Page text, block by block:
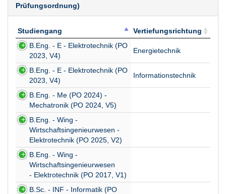
Prüfungsordnung)
Studiengang
Vertiefungsrichtung
Studiengang
B.Eng. - E - Elektrotechnik (PO
2023, V4)
Energietechnik
B.Eng. - E - Elektrotechnik (PO
2023, V4)
Informationstechnik
B.Eng. - Me (PO 2024) -
Mechatronik (PO 2024, V5)
B.Eng. - Wing -
Wirtschaftsingenieurwesen -
Elektrotechnik (PO 2025, V2)
B.Eng. - Wing -
Wirtschaftsingenieurwesen
- Elektrotechnik (PO 2017, V1)
B.Sc. - INF - Informatik (PO